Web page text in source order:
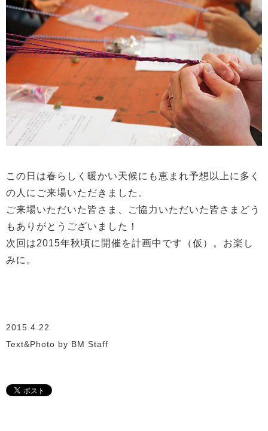
この日は春らしく暖かい天候にも恵まれ予想以上に多く
の人にご来場いただきました。
ご来場いただいた皆さま、ご協力いただいた皆さまどう
もありがとうございました！
次回は2015年秋頃に開催を計画中です（仮）。お楽し
みに。
2015.4.22
Text&Photo by BM Staff